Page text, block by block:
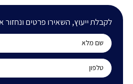
לקבלת ייעוץ, השאירו פרטים ונחזור אליכם: